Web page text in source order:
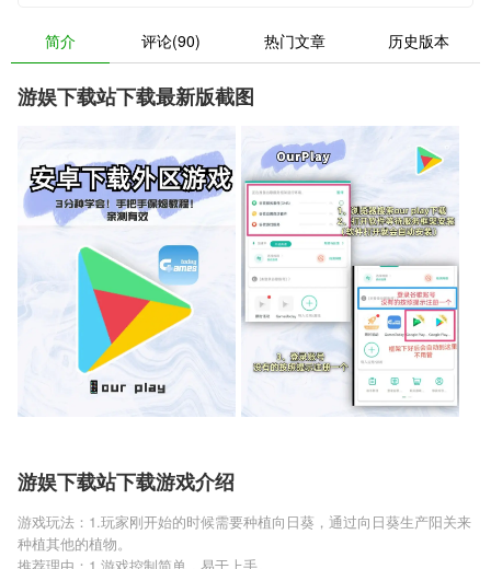
简介 评论(90) 热门文章 历史版本
游娱下载站下载最新版截图
游娱下载站下载游戏介绍
游戏玩法：1.玩家刚开始的时候需要种植向日葵，通过向日葵生产阳关来
种植其他的植物。